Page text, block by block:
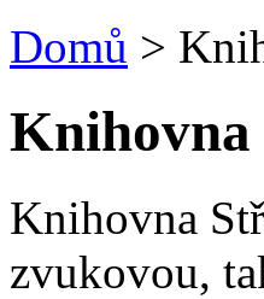
Domů >
Knihovna
Knihovna
zvukovou,